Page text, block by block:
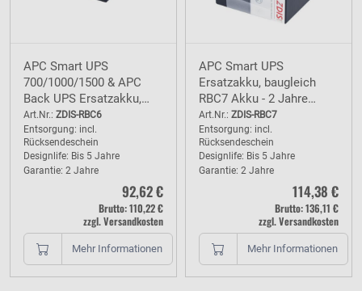
APC Smart UPS
700/1000/1500 & APC
Back UPS Ersatzakku,
baugleich RBC6 Akku - 2
Jahre Garantie
Art.Nr.: ZDIS-RBC6
Entsorgung: incl.
Rücksendeschein
Designlife: Bis 5 Jahre
Garantie: 2 Jahre
92,62 €
Brutto: 110,22 €
zzgl. Versandkosten
Mehr Informationen
APC Smart UPS
Ersatzakku, baugleich
RBC7 Akku - 2 Jahre
Garantie
Art.Nr.: ZDIS-RBC7
Entsorgung: incl.
Rücksendeschein
Designlife: Bis 5 Jahre
Garantie: 2 Jahre
114,38 €
Brutto: 136,11 €
zzgl. Versandkosten
Mehr Informationen